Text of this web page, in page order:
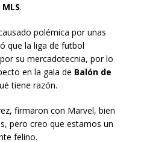
MLS.
polémica por unas
que la liga de futbol
su mercadotecnia, por lo
en la gala de Balón de
tiene razón.
firmaron con Marvel, bien
pero creo que estamos un
felino.